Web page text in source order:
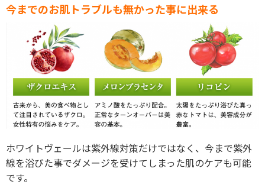
今までのお肌トラブルも無かった事に出来る
ホワイトヴェールは紫外線対策だけではなく、今まで紫外
線を浴びた事でダメージを受けてしまった肌のケアも可能
です。